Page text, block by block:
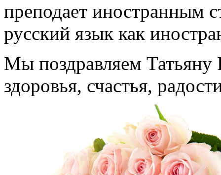
преподает иностранным
русский язык как
Мы поздравляем
здоровья, счастья,